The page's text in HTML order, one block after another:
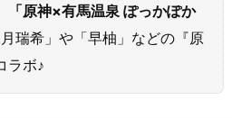
「原神×有馬温泉 ぽっかぽか
瑞希」や「早柚」などの『原
ラボ♪